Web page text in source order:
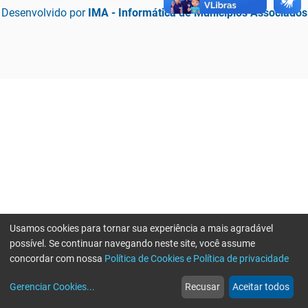
Desenvolvido por IMA - Informática de Municípios Associados
web
Notícias
more_horiz
Mais
Usamos cookies para tornar sua experiência a mais agradável
possível. Se continuar navegando neste site, você assume
concordar com nossa Política de Cookies e Política de privacidade
Gerenciar Cookies... Recusar Aceitar todos
Erro ao enviar informações, por favor tente novamente